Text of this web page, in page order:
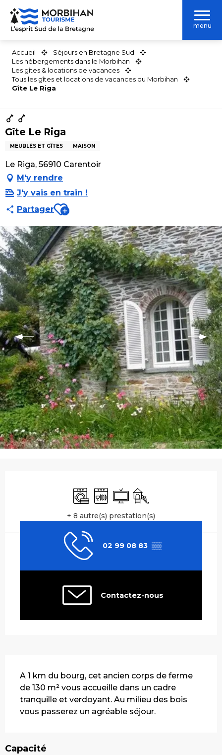
Aller
contenu
menu
Accueil
Séjours en Bretagne Sud
Les hébergements dans le Morbihan
Les gîtes & locations de vacances
Tous les gîtes et locations de vacances du Morbihan
Gîte Le Riga
Gîte Le Riga
MEUBLÉS ET GÎTES MAISON
Le Riga, 56910 Carentoir
M'y rendre
J'y vais en train !
PartagerAjouter aux favoris
Lave lingeLave vaisselle
TélévisionJeux pour enfants /
+ 8 autre(s) prestation(s)
02 99 08 83 ▒▒
Contactez-nous
A 1 km du bourg, cet ancien corps de ferme
de 130 m² vous accueille dans un cadre
tranquille et verdoyant. Au milieu des bois
vous passerez un agréable séjour.
Capacité